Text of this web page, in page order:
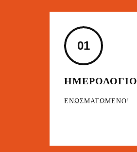
01
ΗΜΕΡΟΛΟΓΙΟ
ΕΝΩΣΜΑΤΩΜΕΝΟ!